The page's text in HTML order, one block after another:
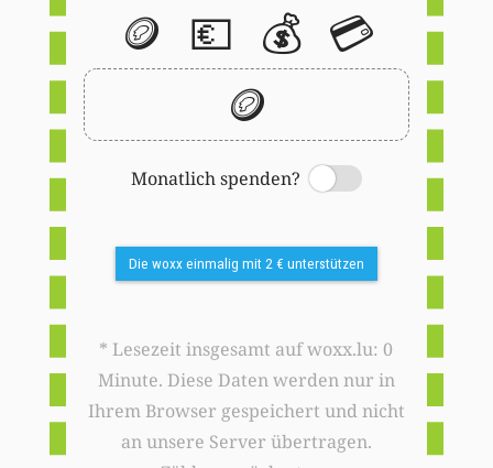
🪙 💶 💰 💳
🪙
Monatlich spenden?
Switch
Die woxx einmalig mit 2 € unterstützen
* Lesezeit insgesamt auf woxx.lu: 0
Minute. Diese Daten werden nur in
Ihrem Browser gespeichert und nicht
an unsere Server übertragen.